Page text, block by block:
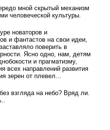
мной скрытый механизм
человеческой культуры.
новаторов и
и фантастов на свои идеи,
поверить в
Ясно одно, нам, детям
и прагматизму,
всех направлений развития
зерен от плевел...
взгляда на небо? Вряд ли.